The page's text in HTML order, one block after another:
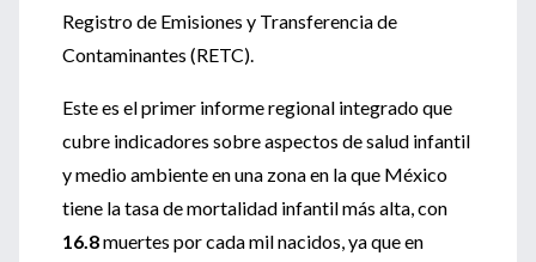
Registro de Emisiones y Transferencia de
Contaminantes (RETC).
Este es el primer informe regional integrado que
cubre indicadores sobre aspectos de salud infantil
y medio ambiente en una zona en la que México
tiene la tasa de mortalidad infantil más alta, con
16.8muertes por cada mil nacidos, ya que en